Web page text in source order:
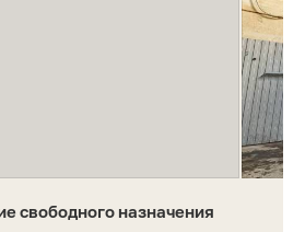
свободного назначения